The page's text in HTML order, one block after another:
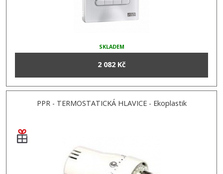
SKLADEM
2 082 Kč
PPR - TERMOSTATICKÁ HLAVICE - Ekoplastik